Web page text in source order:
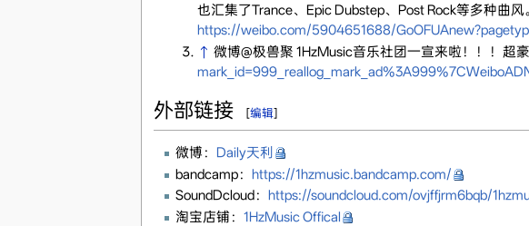
也汇集了Trance、Epic Dubstep、Post Rock等多种曲
https://weibo.com/5904651688/
↑ 微博@极兽聚 1HzMusic音乐社团一宣来啦！！！超
外部链接 [编辑]
微博： Daily天利
bandcamp： https://1hzmusic.bandcamp.com/
SoundDcloud： https://soundcloud.com/ovjffjrm6bqb/
淘宝店铺： 1HzMusic Offical